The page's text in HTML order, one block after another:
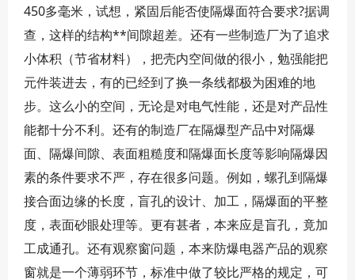
450多毫米，试想，紧固后能否使隔爆面符合要求?据调
查，这样的结构**间隙超差。还有一些制造厂为了追求
小体积（节省材料），把壳内空间做的很小，勉强能把
元件装进去，有的已经到了换一条线都极为困难的地
步。这么小的空间，无论是对电气性能，还是对产品性
能都十分不利。还有的制造厂在隔爆型产品中对隔爆
面、隔爆间隙、表面粗糙度和隔爆面长度等影响隔爆因
素的条件要求不严，存在很多问题。例如，螺孔到隔爆
接合面边缘的长度，盲孔的设计、加工，隔爆面的平整
度，表面砂眼处理等。更有甚者，本来应是盲孔，竟加
工成通孔。还有观察窗问题，本来防爆电器产品的观察
窗就是一个薄弱环节，标准中做了较比严格的规定，可